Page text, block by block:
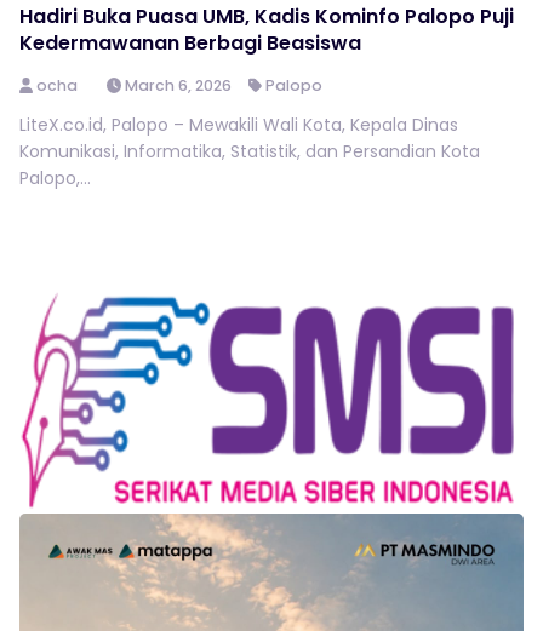
Hadiri Buka Puasa UMB, Kadis Kominfo Palopo Puji
Kedermawanan Berbagi Beasiswa
ocha March 6, 2026 Palopo
LiteX.co.id, Palopo – Mewakili Wali Kota, Kepala Dinas
Komunikasi, Informatika, Statistik, dan Persandian Kota
Palopo,...